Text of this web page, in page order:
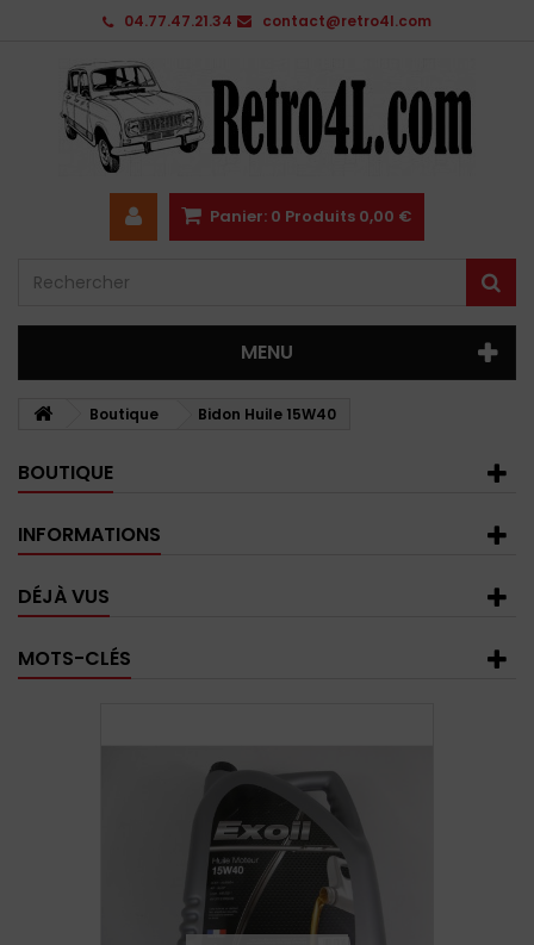
04.77.47.21.34 contact@retro4l.com
Panier: 0 Produits 0,00 €
MENU
Boutique Bidon Huile 15W40
BOUTIQUE
INFORMATIONS
DÉJÀ VUS
MOTS-CLÉS